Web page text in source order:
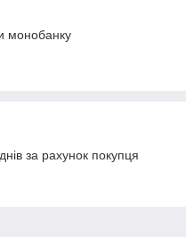
монобанку
за рахунок покупця